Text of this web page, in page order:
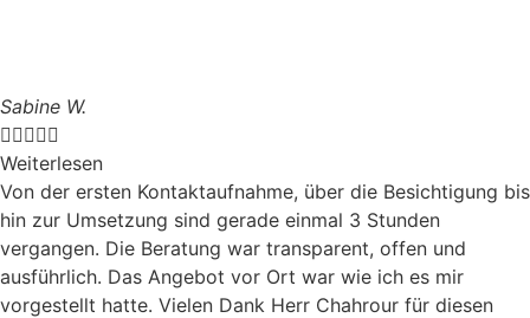
Sabine W.

Weiterlesen
Von der ersten Kontaktaufnahme, über die Besichtigung bis
hin zur Umsetzung sind gerade einmal 3 Stunden
vergangen. Die Beratung war transparent, offen und
ausführlich. Das Angebot vor Ort war wie ich es mir
vorgestellt hatte. Vielen Dank Herr Chahrour für diesen